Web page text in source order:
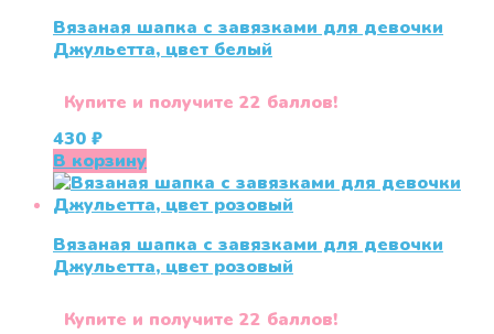
Вязаная шапка с завязками для девочки
Джульетта, цвет белый
Купите и получите 22 баллов!
430 ₽
В корзину
Вязаная шапка с завязками для девочки
Джульетта, цвет розовый
Купите и получите 22 баллов!